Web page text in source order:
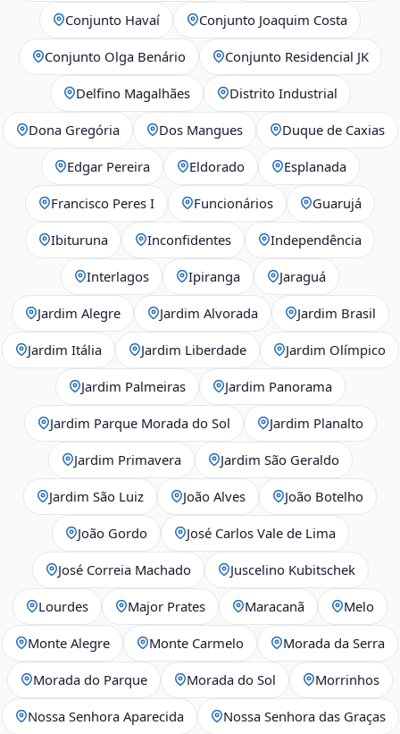
Conjunto Havaí Conjunto Joaquim Costa
Conjunto Olga Benário Conjunto Residencial JK
Delfino Magalhães Distrito Industrial
Dona Gregória Dos Mangues Duque de Caxias
Edgar Pereira Eldorado Esplanada
Francisco Peres I Funcionários Guarujá
Ibituruna Inconfidentes Independência
Interlagos Ipiranga Jaraguá
Jardim Alegre Jardim Alvorada Jardim Brasil
Jardim Itália Jardim Liberdade Jardim Olímpico
Jardim Palmeiras Jardim Panorama
Jardim Parque Morada do Sol Jardim Planalto
Jardim Primavera Jardim São Geraldo
Jardim São Luiz João Alves João Botelho
João Gordo José Carlos Vale de Lima
José Correia Machado Juscelino Kubitschek
Lourdes Major Prates Maracanã Melo
Monte Alegre Monte Carmelo Morada da Serra
Morada do Parque Morada do Sol Morrinhos
Nossa Senhora Aparecida Nossa Senhora das Graças